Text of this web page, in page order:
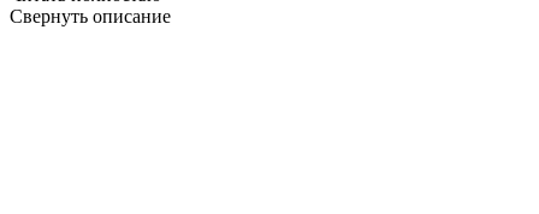
Свернуть описание